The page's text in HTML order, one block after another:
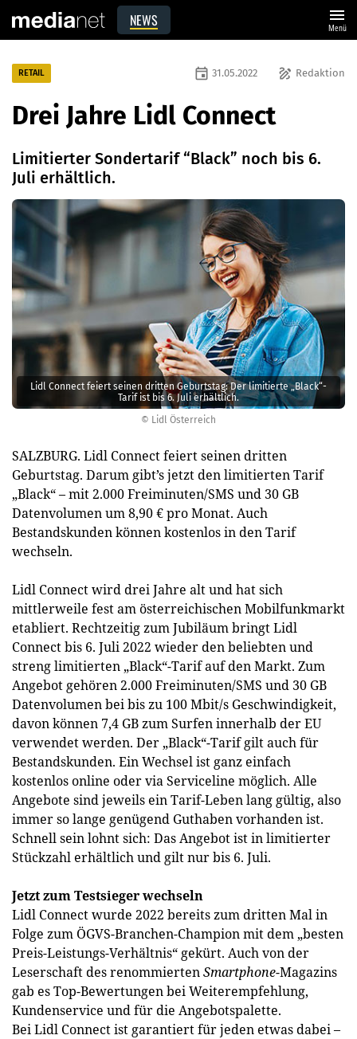
NEWS menu
Menü
© Lidl Österreich
Lidl Connect feiert seinen dritten Geburtstag: Der limitierte „Black“-
Tarif ist bis 6. Juli erhältlich.
RETAIL draw Redaktion
event 31.05.2022
Drei Jahre Lidl Connect
Limitierter Sondertarif “Black” noch bis 6.
Juli erhältlich.
SALZBURG. Lidl Connect feiert seinen dritten
Geburtstag. Darum gibt’s jetzt den limitierten Tarif
„Black“ – mit 2.000 Freiminuten/SMS und 30 GB
Datenvolumen um 8,90 € pro Monat. Auch
Bestandskunden können kostenlos in den Tarif
wechseln.
Lidl Connect wird drei Jahre alt und hat sich
mittlerweile fest am österreichischen Mobilfunkmarkt
etabliert. Rechtzeitig zum Jubiläum bringt Lidl
Connect bis 6. Juli 2022 wieder den beliebten und
streng limitierten „Black“-Tarif auf den Markt. Zum
Angebot gehören 2.000 Freiminuten/SMS und 30 GB
Datenvolumen bei bis zu 100 Mbit/s Geschwindigkeit,
davon können 7,4 GB zum Surfen innerhalb der EU
verwendet werden. Der „Black“-Tarif gilt auch für
Bestandskunden. Ein Wechsel ist ganz einfach
kostenlos online oder via Serviceline möglich. Alle
Angebote sind jeweils ein Tarif-Leben lang gültig, also
immer so lange genügend Guthaben vorhanden ist.
Schnell sein lohnt sich: Das Angebot ist in limitierter
Stückzahl erhältlich und gilt nur bis 6. Juli.
Jetzt zum Testsieger wechseln
Lidl Connect wurde 2022 bereits zum dritten Mal in
Folge zum ÖGVS-Branchen-Champion mit dem „besten
Preis-Leistungs-Verhältnis“ gekürt. Auch von der
Leserschaft des renommiertenSmartphone-Magazins
gab es Top-Bewertungen bei Weiterempfehlung,
Kundenservice und für die Angebotspalette.
Bei Lidl Connect ist garantiert für jeden etwas dabei –